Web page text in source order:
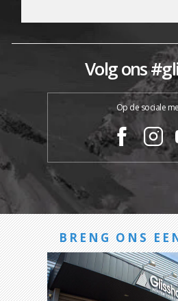
Volg ons
Op de sociale
BRENG ONS